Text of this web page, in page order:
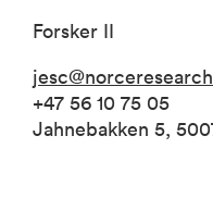
Forsker II
+47 56 10 75 05
Jahnebakken 5,